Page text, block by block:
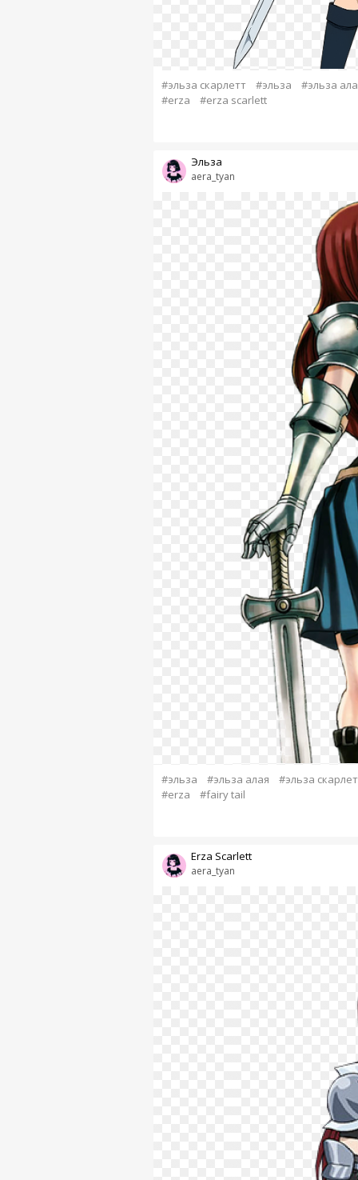
#эльза скарлетт #эльза
#эльза
#erza
#erza scarlett
aera_tyan
Эльза
#эльза #эльза алая
#эльза скарлет
#erza
#fairy tail
aera_tyan
Erza Scarlett